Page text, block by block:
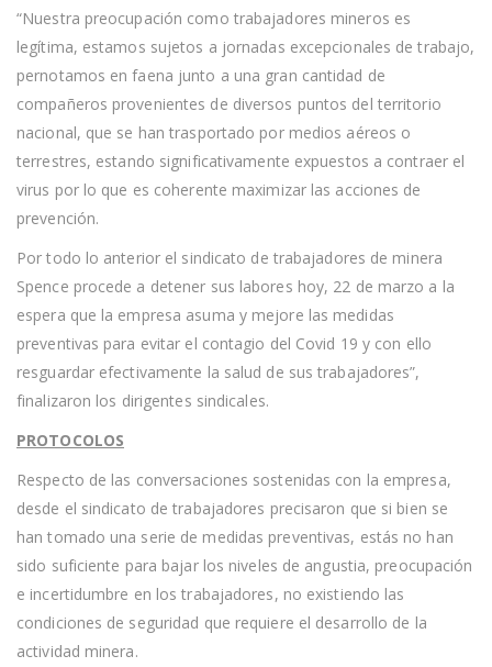
“Nuestra preocupación como trabajadores mineros es
legítima, estamos sujetos a jornadas excepcionales de trabajo,
pernotamos en faena junto a una gran cantidad de
compañeros provenientes de diversos puntos del territorio
nacional, que se han trasportado por medios aéreos o
terrestres, estando significativamente expuestos a contraer el
virus por lo que es coherente maximizar las acciones de
prevención.
Por todo lo anterior el sindicato de trabajadores de minera
Spence procede a detener sus labores hoy, 22 de marzo a la
espera que la empresa asuma y mejore las medidas
preventivas para evitar el contagio del Covid 19 y con ello
resguardar efectivamente la salud de sus trabajadores”,
finalizaron los dirigentes sindicales.
PROTOCOLOS
Respecto de las conversaciones sostenidas con la empresa,
desde el sindicato de trabajadores precisaron que si bien se
han tomado una serie de medidas preventivas, estás no han
sido suficiente para bajar los niveles de angustia, preocupación
e incertidumbre en los trabajadores, no existiendo las
condiciones de seguridad que requiere el desarrollo de la
actividad minera.